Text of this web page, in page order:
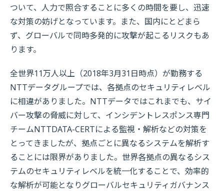
ついて、人力で照合することに多くの時間を要し、迅速
な対策の妨げとなっています。また、国内にとどまら
ず、グローバルで同時多発的に攻撃が起こるリスクもあ
ります。
全世界11万人以上（2018年3月31日時点）が勤務する
NTTデータグループでは、各拠点のセキュリティレベル
に相違がありました。NTTデータではこれまでも、サイ
バー攻撃の脅威に対して、インシデントレスポンス専門
チームNTTDATA-CERTによる監視・解析などの対策を
とってきましたが、拠点ごとに異なるシステムを解析す
ることには限界がありました。世界各拠点の異なるシス
テムのセキュリティレベルを統一化することで、効率的
な解析が可能となりグローバルセキュリティガバナンス